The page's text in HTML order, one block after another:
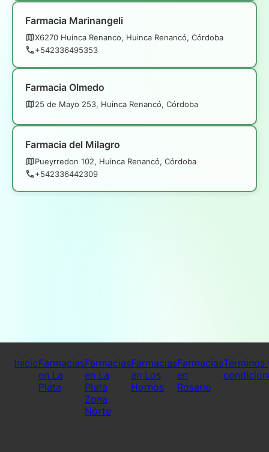
Farmacia Marinangeli
X6270 Huinca Renanco, Huinca Renancó, Córdoba
+542336495353
Farmacia Olmedo
25 de Mayo 253, Huinca Renancó, Córdoba
Farmacia del Milagro
Pueyrredon 102, Huinca Renancó, Córdoba
+542336442309
InicioFarmacias
en La
Plata
Farmacias
en La
Plata
Zona
Norte
Farmacias
en Los
Hornos
Farmacias
en
Rosario
Términos